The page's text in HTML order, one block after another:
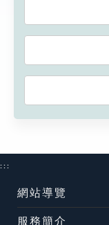
:::
網站導覽
服務簡介